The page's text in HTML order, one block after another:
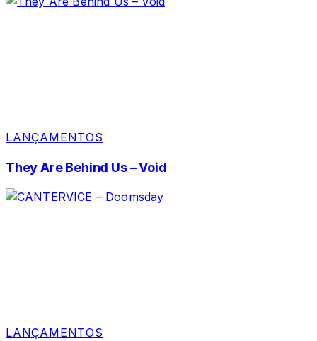
LANÇAMENTOS
They Are Behind Us – Void
LANÇAMENTOS